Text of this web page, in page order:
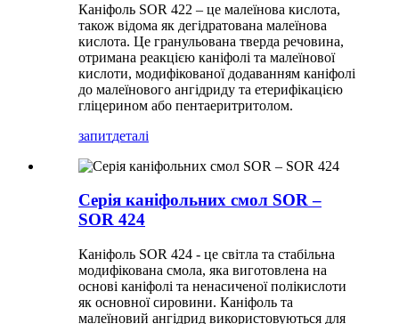
Каніфоль SOR 422 – це малеїнова кислота,
також відома як дегідратована малеїнова
кислота. Це гранульована тверда речовина,
отримана реакцією каніфолі та малеїнової
кислоти, модифікованої додаванням каніфолі
до малеїнового ангідриду та етерифікацією
гліцерином або пентаеритритолом.
запитдеталі
Серія каніфольних смол SOR –
SOR 424
Каніфоль SOR 424 - це світла та стабільна
модифікована смола, яка виготовлена ​​на
основі каніфолі та ненасиченої полікислоти
як основної сировини. Каніфоль та
малеїновий ангідрид використовуються для